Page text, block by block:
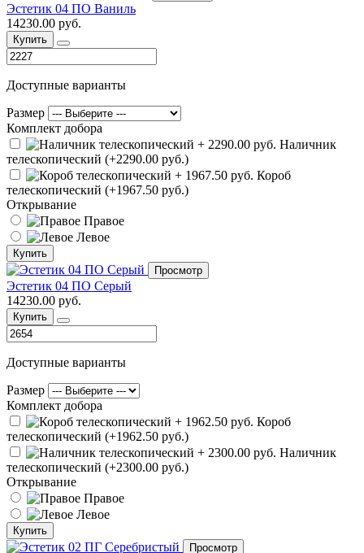
Эстетик 04 ПО Ваниль
14230.00 руб.
Купить
Доступные варианты
Размер
Комплект добора
Наличник
телескопический (+2290.00 руб.)
Короб
телескопический (+1967.50 руб.)
Открывание
Правое
Левое
Купить
Просмотр
Эстетик 04 ПО Серый
14230.00 руб.
Купить
Доступные варианты
Размер
Комплект добора
Короб
телескопический (+1962.50 руб.)
Наличник
телескопический (+2300.00 руб.)
Открывание
Правое
Левое
Купить
Просмотр